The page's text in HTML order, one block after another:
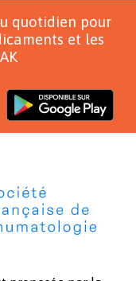
quotidien pour
et les